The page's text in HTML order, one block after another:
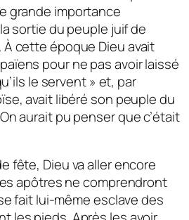
grande importance
sortie du peuple juif de
À cette époque Dieu avait
pour ne pas avoir laissé
le servent » et, par
avait libéré son peuple du
aurait pu penser que c’était
fête, Dieu va aller encore
apôtres ne comprendront
fait lui-même esclave des